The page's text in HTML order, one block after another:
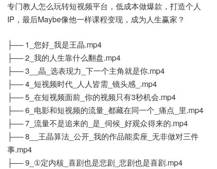
专门教人怎么玩转短视频平台，低成本做爆款，打造个人
IP，最后Maybe像他一样课程变现，成为人生赢家？
├── 1_您好_我是王晶.mp4
├── 2_我的人生靠什么翻盘.mp4
├── 3__晶_选表现力_下一个主角就是你.mp4
├── 4_短视频时代_人人皆需_镜头感_.mp4
├── 5_在短视频面前_你的视频只有3秒机会.mp4
├── 6_电影和短视频的流量_都藏在同一个_痛点_里.mp4
├── 7_流量不是追来的_是_伺候_好观众得来的.mp4
├── 8__王晶算法_公开_我的作品能卖座_无非做对三件
事.mp4
├── 9_①定内核_喜剧也是悲剧_悲剧也是喜剧.mp4